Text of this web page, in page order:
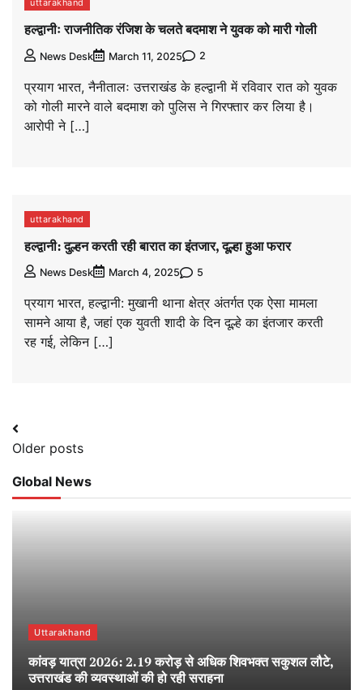
uttarakhand
हल्द्वानीः राजनीतिक रंजिश के चलते बदमाश ने युवक को मारी गोली
News Desk March 11, 2025 2
प्रयाग भारत, नैनीतालः उत्तराखंड के हल्द्वानी में रविवार रात को युवक
को गोली मारने वाले बदमाश को पुलिस ने गिरफ्तार कर लिया है।
आरोपी ने […]
uttarakhand
हल्द्वानी: दुल्हन करती रही बारात का इंतजार, दूल्हा हुआ फरार
News Desk March 4, 2025 5
प्रयाग भारत, हल्द्वानी: मुखानी थाना क्षेत्र अंतर्गत एक ऐसा मामला
सामने आया है, जहां एक युवती शादी के दिन दूल्हे का इंतजार करती
रह गई, लेकिन […]
Posts
navigation
Older posts
Global News
Uttarakhand
कांवड़ यात्रा 2026: 2.19 करोड़ से अधिक शिवभक्त सकुशल लौटे,
उत्तराखंड की व्यवस्थाओं की हो रही सराहना